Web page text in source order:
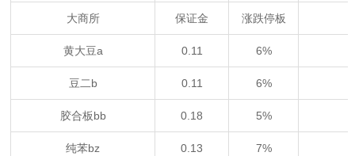
大商所 保证金 涨跌停板
黄大豆a 0.11 6%
豆二b 0.11 6%
胶合板bb 0.18 5%
纯苯bz 0.13 7%